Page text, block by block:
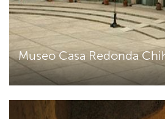
Museo Casa Redonda